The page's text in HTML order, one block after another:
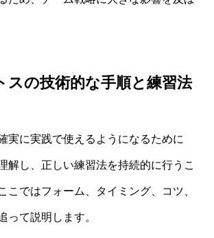
スの技術的な手順と練習法
実に実践で使えるようになるために
解し、正しい練習法を持続的に行うこ
こではフォーム、タイミング、コツ、
って説明します。